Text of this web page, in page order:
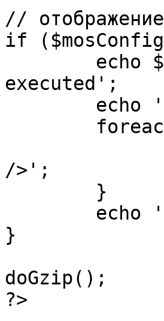
//
if
executed';
/>';
}
doGzip();
?>